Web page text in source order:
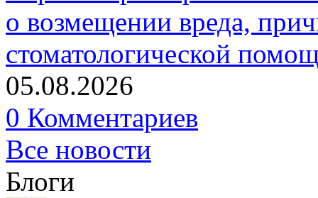
о возмещении вреда,
стоматологической
05.08.2026
0 Комментариев
Все новости
Блоги